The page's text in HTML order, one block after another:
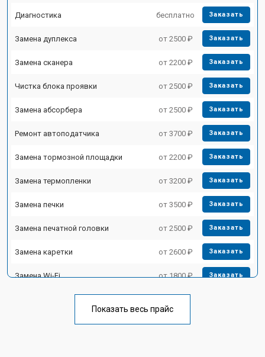
Диагностика бесплатно Заказать
Замена дуплекса от 2500 ₽ Заказать
Замена сканера от 2200 ₽ Заказать
Чистка блока проявки от 2500 ₽ Заказать
Замена абсорбера от 2500 ₽ Заказать
Ремонт автоподатчика от 3700 ₽ Заказать
Замена тормозной площадки от 2200 ₽ Заказать
Замена термопленки от 3200 ₽ Заказать
Замена печки от 3500 ₽ Заказать
Замена печатной головки от 2500 ₽ Заказать
Замена каретки от 2600 ₽ Заказать
Замена Wi-Fi от 1800 ₽ Заказать
от 2600 ₽
Показать весь прайс